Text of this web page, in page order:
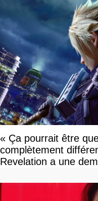
« Ça pourrait être
complètement
Revelation a une